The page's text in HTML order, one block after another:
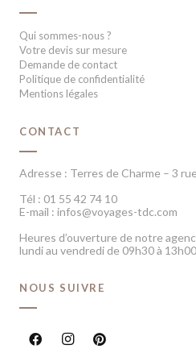
Qui sommes-nous ?
Votre devis sur mesure
Demande de contact
Politique de confidentialité
Mentions légales
CONTACT
Adresse : Terres de Charme – 3
Tél : 01 55 42 74 10
E-mail : infos@voyages-tdc.com
Heures d’ouverture de notre
lundi au vendredi de 09h30 à
NOUS SUIVRE